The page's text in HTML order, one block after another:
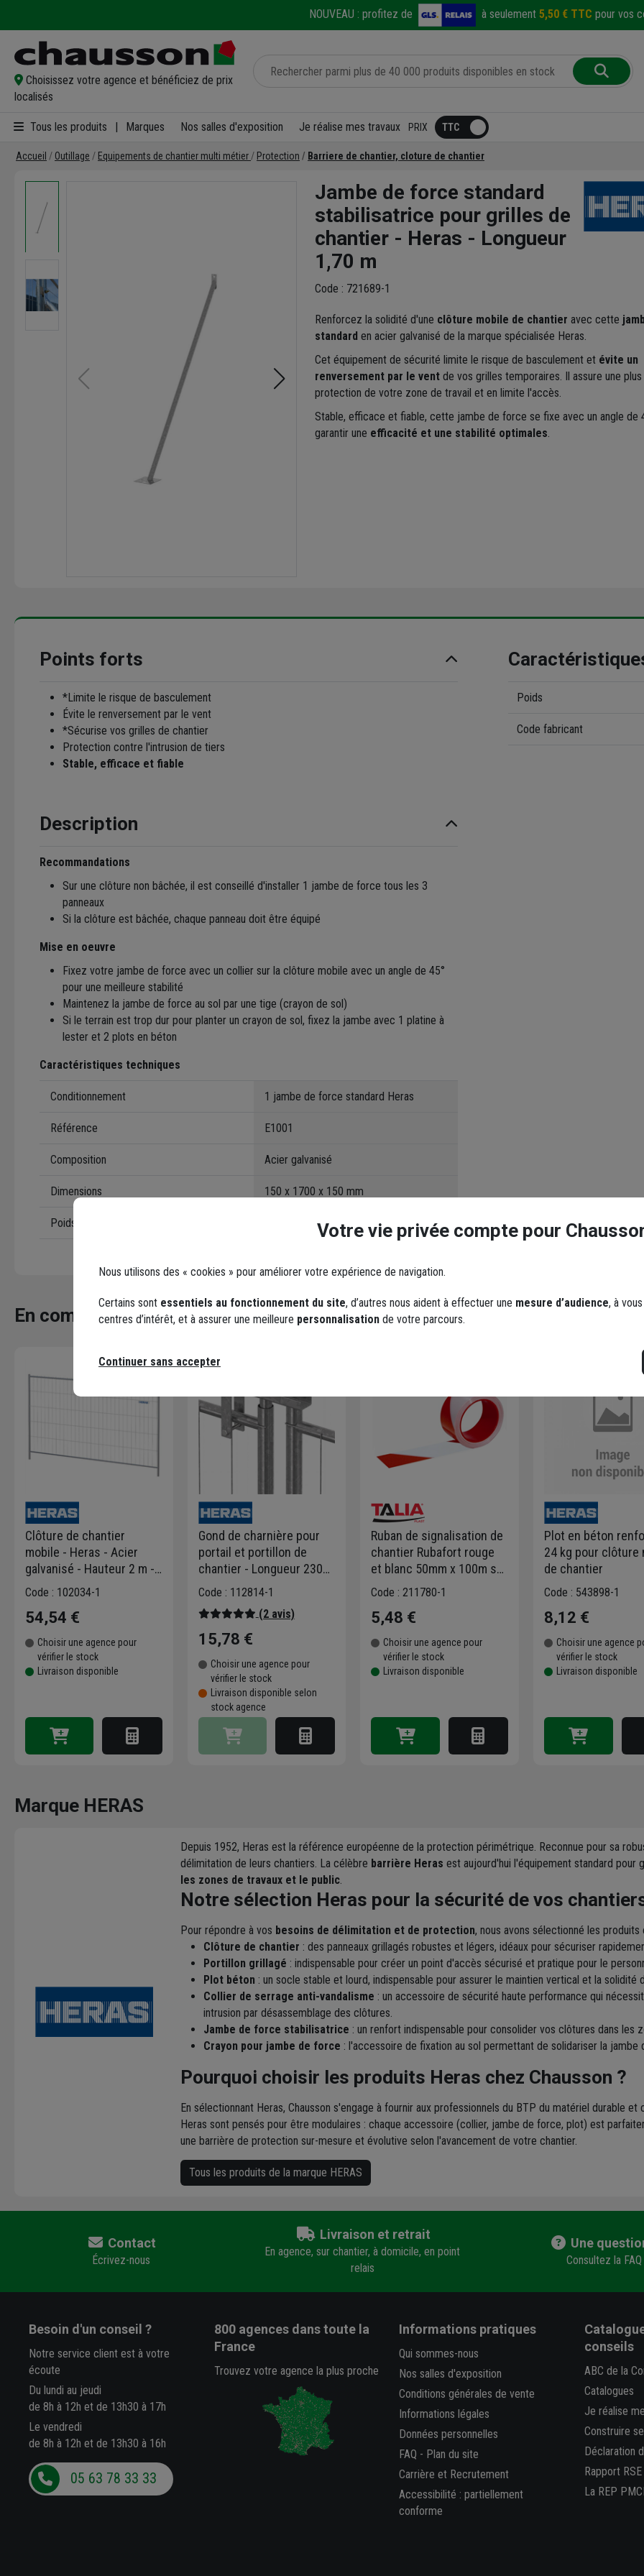
NOUVEAU : profitez de à seulement 5,50 € TTC pour vos
Choisissez votre agence et bénéficiez de prix
localisés
Tous les produits Marques Nos salles d'exposition Je réalise mes travaux PRIX
Accueil Outillage Equipements de chantier multi métier Protection Barriere de chantier, cloture de chantier
Jambe de force standard
stabilisatrice pour grilles de
chantier - Heras - Longueur
1,70 m
Code : 721689-1
Renforcez la solidité d'une clôture mobile de chantier avec cette
standard en acier galvanisé de la marque spécialisée Heras.
Cet équipement de sécurité limite le risque de basculement et évite un
renversement par le ventde vos grilles temporaires. Il assure une plus
protection de votre zone de travail et en limite l'accès.
Stable, efficace et fiable, cette jambe de force se fixe avec un angle de
garantir une efficacité et une stabilité optimales
Points forts
*Limite le risque de basculement
Évite le renversement par le vent
*Sécurise vos grilles de chantier
Protection contre l'intrusion de tiers
Stable, efficace et fiable
Description
Recommandations
Sur une clôture non bâchée, il est conseillé d'installer 1 jambe de force tous les 3
panneaux
Si la clôture est bâchée, chaque panneau doit être équipé
Mise en oeuvre
Fixez votre jambe de force avec un collier sur la clôture mobile avec un angle de 45°
pour une meilleure stabilité
Maintenez la jambe de force au sol par une tige (crayon de sol)
Si le terrain est trop dur pour planter un crayon de sol, fixez la jambe avec 1 platine à
lester et 2 plots en béton
Caractéristiques techniques
Conditionnement 1 jambe de force standard Heras
Référence E1001
Composition Acier galvanisé
Dimensions 150 x 1700 x 150 mm
Poids
Poids
Code fabricant
En complément
Clôture de chantier
mobile - Heras - Acier
galvanisé - Hauteur 2 m -
Largeur 3,5 m
Code : 102034-1
54,54 €
Choisir une agence pour
vérifier le stock
Livraison disponible
Gond de charnière pour
portail et portillon de
chantier - Longueur 230
mm - Heras
Code : 112814-1
(2 avis)
15,78 €
Choisir une agence pour
vérifier le stock
Livraison disponible selon
stock agence
Ruban de signalisation de
chantier Rubafort rouge
et blanc 50mm x 100m sur
mandrin plastique
Code : 211780-1
5,48 €
Choisir une agence pour
vérifier le stock
Livraison disponible
Plot en béton
24 kg pour clôture
de chantier
Code : 543898-1
8,12 €
Choisir une agence
vérifier le stock
Livraison disponible
Marque HERAS
Depuis 1952, Heras est la référence européenne de la protection périmétrique. Reconnue pour sa
délimitation de leurs chantiers. La célèbre barrière Heras est aujourd'hui l'équipement standard pour
les zones de travaux et le public
Notre sélection Heras pour la sécurité de vos
Pour répondre à vos besoins de délimitation et de protection, nous avons sélectionné les
Clôture de chantier : des panneaux grillagés robustes et légers, idéaux pour sécuriser
Portillon grillagé : indispensable pour créer un point d'accès sécurisé et pratique pour le
Plot béton : un socle stable et lourd, indispensable pour assurer le maintien vertical et la solidité
Collier de serrage anti-vandalisme : un accessoire de sécurité haute performance qui
intrusion par désassemblage des clôtures.
Jambe de force stabilisatrice : un renfort indispensable pour consolider vos clôtures dans
Crayon pour jambe de force : l'accessoire de fixation au sol permettant de solidariser la
Pourquoi choisir les produits Heras chez Chausson ?
En sélectionnant Heras, Chausson s'engage à fournir aux professionnels du BTP du matériel durable
Heras sont pensés pour être modulaires : chaque accessoire (collier, jambe de force, plot) est
une barrière de protection sur-mesure et évolutive selon l'avancement de votre chantier.
Tous les produits de la marque HERAS
Contact
Écrivez-nous
Livraison et retrait
En agence, sur chantier, à domicile, en point
relais
Une
Consultez la FAQ
Besoin d'un conseil ?
Notre service client est à votre
écoute
Du lundi au jeudi
de 8h à 12h et de 13h30 à 17h
Le vendredi
de 8h à 12h et de 13h30 à 16h
05 63 78 33 33
800 agencesdans toute la
France
Trouvez votre agence la plus proche
Informations pratiques
Qui sommes-nous
Nos salles d'exposition
Conditions générales de vente
Informations légales
Données personnelles
FAQ - Plan du site
Carrière et Recrutement
Accessibilité : partiellement
conforme
conseils
ABC de la
Catalogues
Je réalise
Construire
Déclaration
Rapport RSE
La REP
Votre vie privée compte pour
Nous utilisons des « cookies » pour améliorer votre expérience de navigation.
Certains sont essentiels au fonctionnement du site, d’autres nous aident à effectuer une mesure d’audience, à
centres d’intérêt, et à assurer une meilleure personnalisation de votre parcours.
Continuer sans accepter